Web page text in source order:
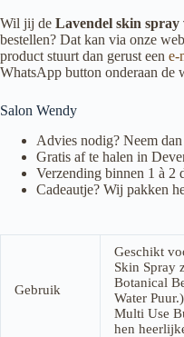
Wil jij de Lavendel skin
bestellen? Dat kan via onze
product stuurt dan gerust een e-
WhatsApp button onderaan de
Salon Wendy
Advies nodig? Neem
Gratis af te halen in
Verzending binnen 1 à 2
Cadeautje? Wij pakken
Gebruik
Geschikt
Skin Spray
Botanical
Water
Multi Use
hen